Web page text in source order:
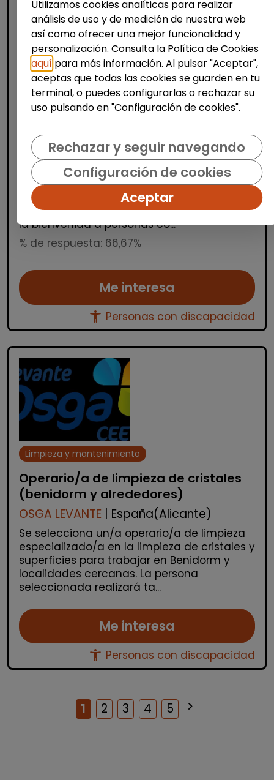
Producción, Industria y Calidad
Operario/a de manipulados
(aranjuez, madrid)
INTEGRANDES.ORG | España(Madrid)
Estamos buscando una persona para un
puesto de manipulados en nuestro Centro
Especial de Empleo. Trabajo a turnos en
horario de mañana, tarde y noche. Damos
la bienvenida a personas co...
% de respuesta: 66,67%
Me interesa
accessibility_new Personas con discapacidad
Limpieza y mantenimiento
Operario/a de limpieza de cristales
(benidorm y alrededores)
OSGA LEVANTE | España(Alicante)
Se selecciona un/a operario/a de limpieza
especializado/a en la limpieza de cristales y
superficies para trabajar en Benidorm y
localidades cercanas. La persona
seleccionada realizará ta...
Me interesa
accessibility_new Personas con discapacidad
1 2 3 4 5 keyboard_arrow_right
Utilizamos cookies analíticas para realizar
análisis de uso y de medición de nuestra web
así como ofrecer una mejor funcionalidad y
personalización. Consulta la Política de Cookies
aquí para más información. Al pulsar "Aceptar",
aceptas que todas las cookies se guarden en tu
terminal, o puedes configurarlas o rechazar su
uso pulsando en "Configuración de cookies".
Rechazar y seguir navegando
Configuración de cookies
Aceptar